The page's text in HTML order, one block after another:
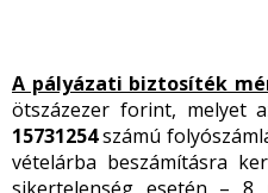
A pályázati biztosíték
ötszázezer forint, melyet
15731254számú
vételárba beszámításra